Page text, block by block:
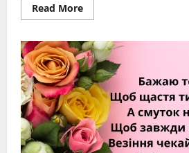
Read MoreRead
more
з
зеленими
святами:
щирі
слова,
традиції
та
ідеї